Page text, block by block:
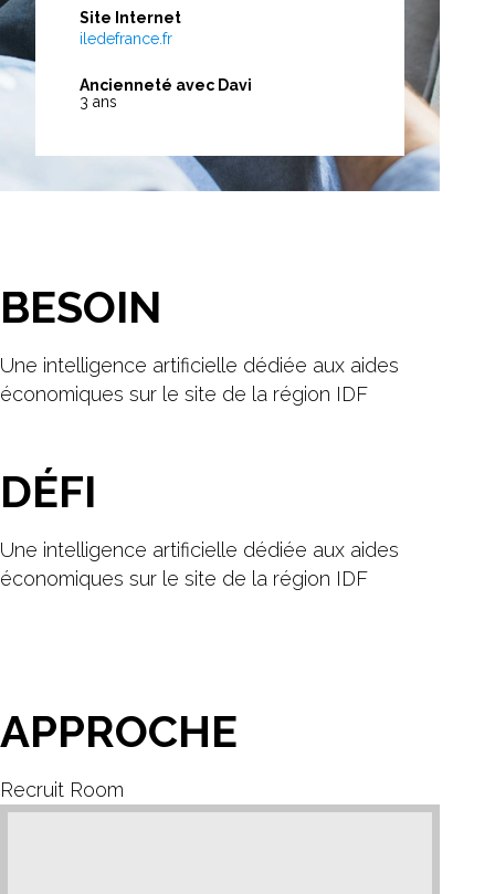
Site Internet
iledefrance.fr
Ancienneté avec Davi
3 ans
BESOIN
Une intelligence artificielle dédiée aux aides
économiques sur le site de la région IDF
DÉFI
Une intelligence artificielle dédiée aux aides
économiques sur le site de la région IDF
APPROCHE
Recruit Room